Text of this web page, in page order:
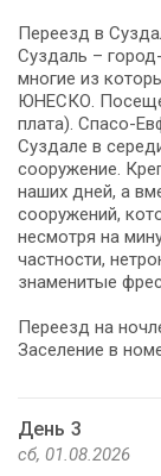
Переезд в
Суздаль –
многие из
ЮНЕСКО.
плата). Спасо-
Суздале в
сооружение.
наших дней, а
сооружений,
несмотря на
частности,
знаменитые
Переезд на
Заселение в
День 3
сб, 01.08.2026